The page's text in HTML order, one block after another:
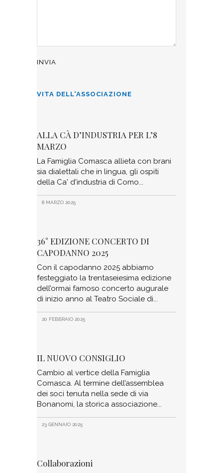
VITA DELL'ASSOCIAZIONE
ALLA CÀ D’INDUSTRIA PER L’8
MARZO
La Famiglia Comasca allieta con brani
sia dialettali che in lingua, gli ospiti
della Ca' d'industria di Como
8 MARZO 2025
36° EDIZIONE CONCERTO DI
CAPODANNO 2025
Con il capodanno 2025 abbiamo
festeggiato la trentaseiesima edizione
dell’ormai famoso concerto augurale
di inizio anno al Teatro Sociale di
20 FEBBRAIO 2025
IL NUOVO CONSIGLIO
Cambio al vertice della Famiglia
Comasca. Al termine dell’assemblea
dei soci tenuta nella sede di via
Bonanomi, la storica associazione
23 GENNAIO 2025
Collaborazioni